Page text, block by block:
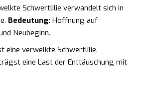
Schwertlilie verwandelt sich in
Bedeutung: Hoffnung auf
Neubeginn.
eine verwelkte Schwertlilie.
eine Last der Enttäuschung mit